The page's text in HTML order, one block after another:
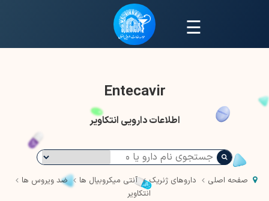
☰
Entecavir
اطلاعات دارویی انتکاویر
صفحه اصلی داروهای ژنریک آنتی میکروبیال ها
ضد ویروس ها
انتکاویر